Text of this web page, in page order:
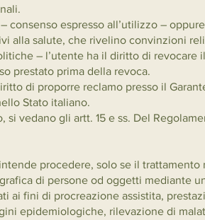
consenso espresso all’utilizzo –
alla salute, che rivelino convinzioni
– l’utente ha il diritto di revocare
prestato prima della revoca.
di proporre reclamo presso il
Stato italiano.
vedano gli artt. 15 e ss. Del
procedere, solo se il trattamento
di persone od oggetti mediante
ai fini di procreazione assistita,
epidemiologiche, rilevazione di